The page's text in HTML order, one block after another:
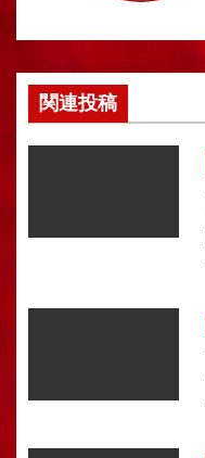
関連投稿